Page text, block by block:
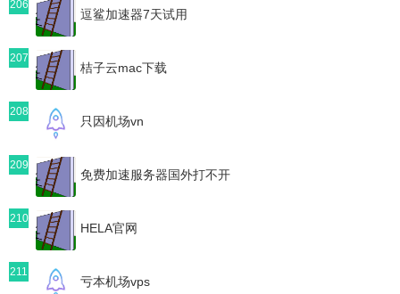
206
逗鲨加速器7天试用
207
桔子云mac下载
208
只因机场vn
209
免费加速服务器国外打不开
210
HELA官网
211
亏本机场vps